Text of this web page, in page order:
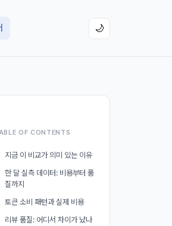
🌙
OF CONTENTS
지금 이 비교가 의미 있는 이유
한 달 실측 데이터: 비용부터 품
질까지
토큰 소비 패턴과 실제 비용
리뷰 품질: 어디서 차이가 났나